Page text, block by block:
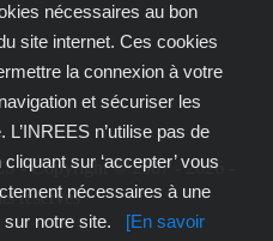
- Copyright © 2007 - 2026 -
réservés
nécessaires au bon
site internet. Ces cookies
la connexion à votre
et sécuriser les
n’utilise pas de
sur ‘accepter’ vous
nécessaires à une
notre site.
[En savoir